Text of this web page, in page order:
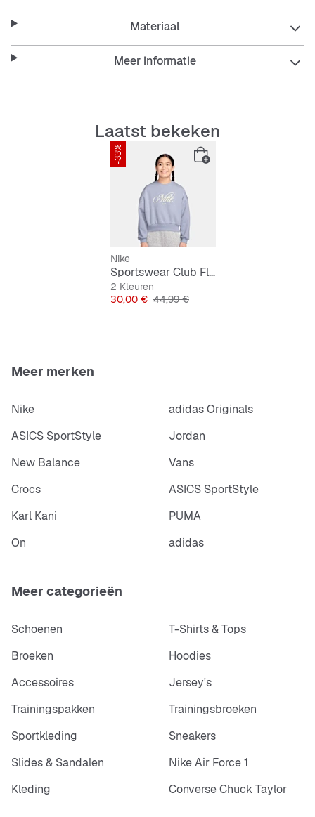
Features:
Onderhoudsvriendelijk en duurzaam
Frisse look met een stoere print
Materiaal
Meer informatie
Laatst bekeken
-33%
Nike
Sportswear Club Fleece Boxy Graphic Crew
2 Kleuren
Prijs
30,00 € Originele Prijs
44,99 €
Meer merken
Nike
adidas Originals
ASICS SportStyle
Jordan
New Balance
Vans
Crocs
ASICS SportStyle
Karl Kani
PUMA
On
adidas
Meer categorieën
Schoenen
T-Shirts & Tops
Broeken
Hoodies
Accessoires
Jersey's
Trainingspakken
Trainingsbroeken
Sportkleding
Sneakers
Slides & Sandalen
Nike Air Force 1
Kleding
Converse Chuck Taylor